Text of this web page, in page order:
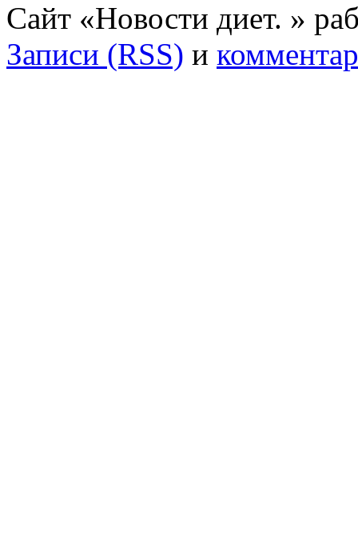
Сайт «Новости диет. »
Записи (RSS) и